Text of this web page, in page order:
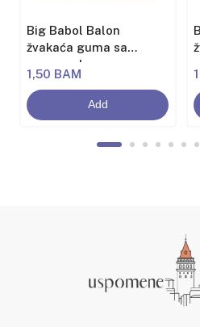
Big Babol Balon
žvakaća guma sa
aromom banane
1,50 BAM
Add